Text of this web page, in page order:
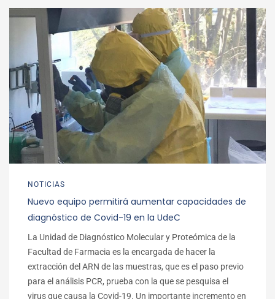
NOTICIAS
Nuevo equipo permitirá aumentar capacidades de
diagnóstico de Covid-19 en la UdeC
La Unidad de Diagnóstico Molecular y Proteómica de la
Facultad de Farmacia es la encargada de hacer la
extracción del ARN de las muestras, que es el paso previo
para el análisis PCR, prueba con la que se pesquisa el
virus que causa la Covid-19. Un importante incremento en